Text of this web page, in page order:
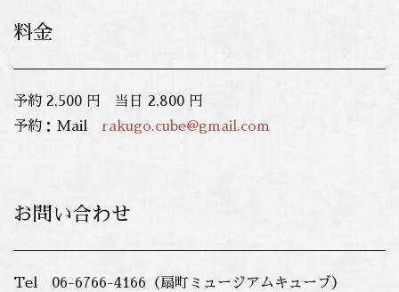
料金
予約 2,500 円 当日 2,800 円
予約：Mail rakugo.cube@gmail.com
お問い合わせ
Tel 06-6766-4166（扇町ミュージアムキューブ）